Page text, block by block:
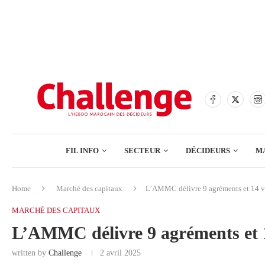
COMMERCE
FIL INFO SECTEUR
BOURSE
DÉCIDEURS
Home Marché des capitaux L’AMMC délivre 9 agréments et 14
MARCHÉ DES CAPITAUX
L’AMMC délivre 9 agréments
written by Challenge 2 avril 2025